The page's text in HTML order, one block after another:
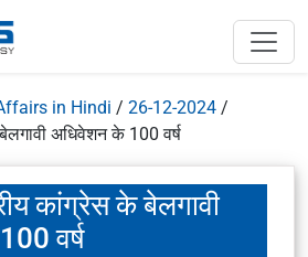
in Hindi / 26-12-2024 /
अधिवेशन के 100 वर्ष
कांग्रेस के बेलगावी
वर्ष